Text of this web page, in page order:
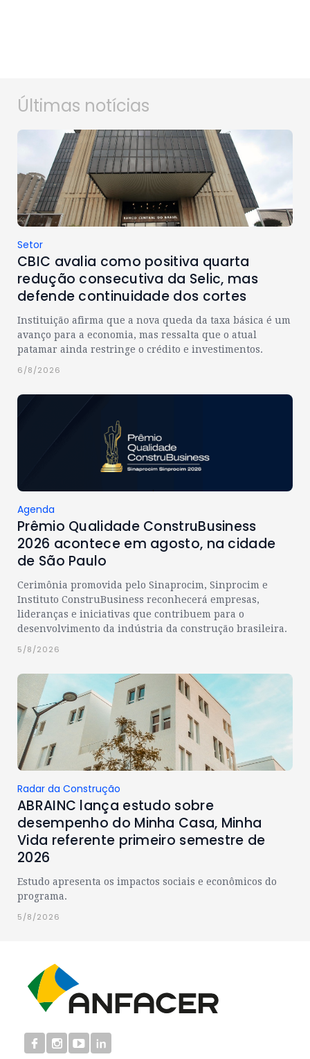
Últimas notícias
Setor
CBIC avalia como positiva quarta
redução consecutiva da Selic, mas
defende continuidade dos cortes
Instituição afirma que a nova queda da taxa básica é um
avanço para a economia, mas ressalta que o atual
patamar ainda restringe o crédito e investimentos.
6/8/2026
Agenda
Prêmio Qualidade ConstruBusiness
2026 acontece em agosto, na cidade
de São Paulo
Cerimônia promovida pelo Sinaprocim, Sinprocim e
Instituto ConstruBusiness reconhecerá empresas,
lideranças e iniciativas que contribuem para o
desenvolvimento da indústria da construção brasileira.
5/8/2026
Radar da Construção
ABRAINC lança estudo sobre
desempenho do Minha Casa, Minha
Vida referente primeiro semestre de
2026
Estudo apresenta os impactos sociais e econômicos do
programa.
5/8/2026